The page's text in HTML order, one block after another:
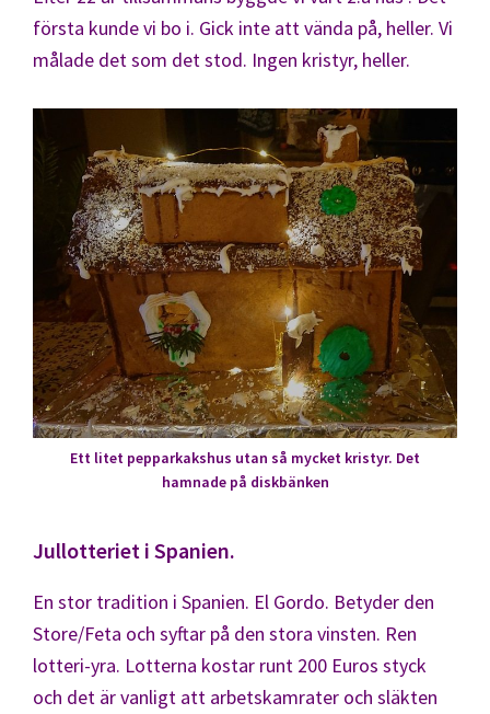
första kunde vi bo i. Gick inte att vända på, heller. Vi
målade det som det stod. Ingen kristyr, heller.
Ett litet pepparkakshus utan så mycket kristyr. Det
hamnade på diskbänken
Jullotteriet i Spanien.
En stor tradition i Spanien. El Gordo. Betyder den
Store/Feta och syftar på den stora vinsten. Ren
lotteri-yra. Lotterna kostar runt 200 Euros styck
och det är vanligt att arbetskamrater och släkten